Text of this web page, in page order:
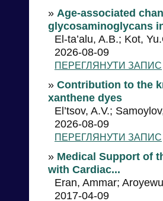
» Age-associated
glycosaminoglycans
El-ta’alu, A.B.; Kot,
2026-08-09
ПЕРЕГЛЯНУТИ ЗАПИС
» Contribution to the
xanthene dyes
El’tsov, A.V.;
2026-08-09
ПЕРЕГЛЯНУТИ ЗАПИС
» Medical Support of
with Cardiac...
Eran, Ammar;
2017-04-09